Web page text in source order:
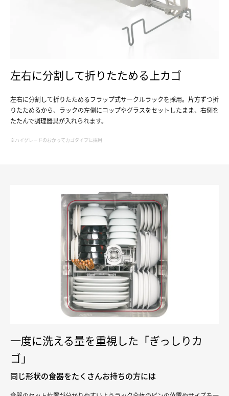
左右に分割して折りたためる上カゴ
左右に分割して折りたためるフラップ式サークルラックを採用。片方ずつ折
りたためるから、ラックの左側にコップやグラスをセットしたまま、右側を
たたんで調理器具が入れられます。
※ハイグレードのおかってカゴタイプに採用
一度に洗える量を重視した「ぎっしりカ
ゴ」
同じ形状の食器をたくさんお持ちの方には